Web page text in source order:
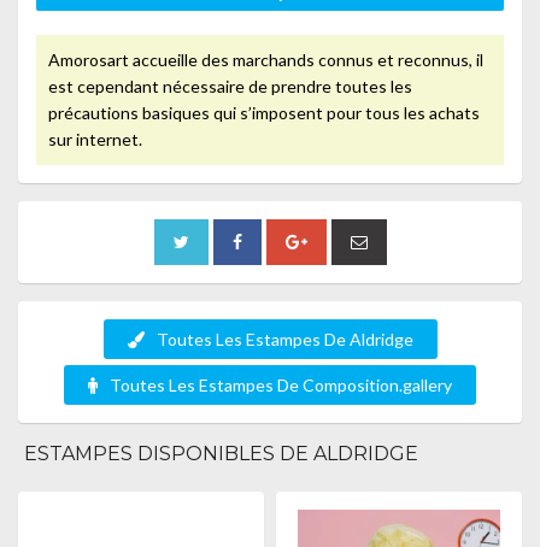
Amorosart accueille des marchands connus et reconnus, il
est cependant nécessaire de prendre toutes les
précautions basiques qui s’imposent pour tous les achats
sur internet.
Toutes Les Estampes De Aldridge
Toutes Les Estampes De Composition.gallery
ESTAMPES DISPONIBLES DE ALDRIDGE